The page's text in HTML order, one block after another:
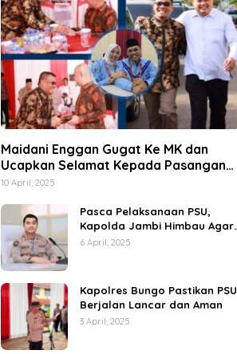
Maidani Enggan Gugat Ke MK dan
Ucapkan Selamat Kepada Pasangan
Dedy-Dayat
10 April, 2025
Pasca Pelaksanaan PSU,
Kapolda Jambi Himbau Agar
Semua Pihak Jaga Situasi
6 April, 2025
Kapolres Bungo Pastikan PSU
Berjalan Lancar dan Aman
3 April, 2025